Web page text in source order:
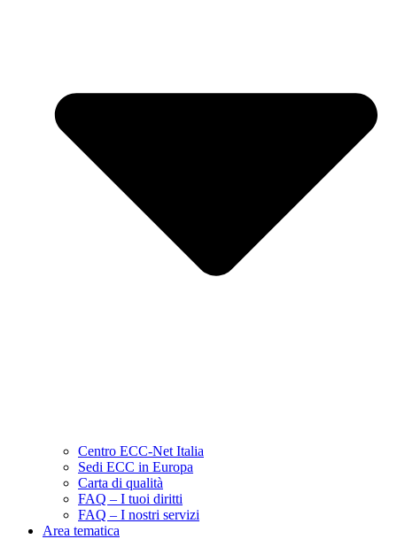
Centro ECC-Net Italia
Sedi ECC in Europa
Carta di qualità
FAQ – I tuoi diritti
FAQ – I nostri servizi
Area tematica